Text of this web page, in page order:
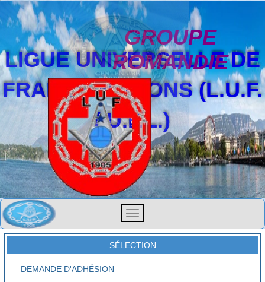
LIGUE UNIVERSELLE DE
FRANCS-MAÇONS (L.U.F.
/ U.F.L.)
GROUPE
ROMANDIE
SÉLECTION
DEMANDE D'ADHÉSION